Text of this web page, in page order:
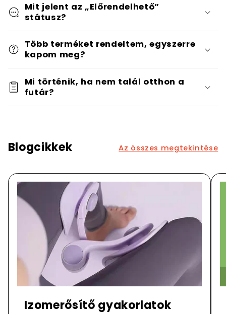
Mit jelent az „Előrendelhető”
státusz?
Több terméket rendeltem, egyszerre
kapom meg?
Mi történik, ha nem talál otthon a
futár?
Blogcikkek Az összes megtekintése
Izomerősítő gyakorlatok